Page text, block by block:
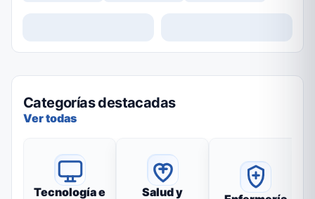
Categorías destacadas
Ver todas
Tecnología e
Salud y